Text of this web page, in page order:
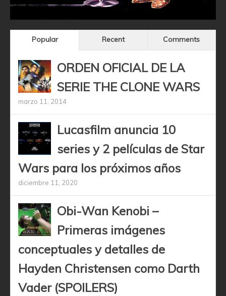
Popular Recent Comments
ORDEN OFICIAL DE LA
SERIE THE CLONE WARS
marzo 11, 2014
Lucasfilm anuncia 10
series y 2 películas de Star
Wars para los próximos años
diciembre 11, 2020
Obi-Wan Kenobi –
Primeras imágenes
conceptuales y detalles de
Hayden Christensen como Darth
Vader (SPOILERS)